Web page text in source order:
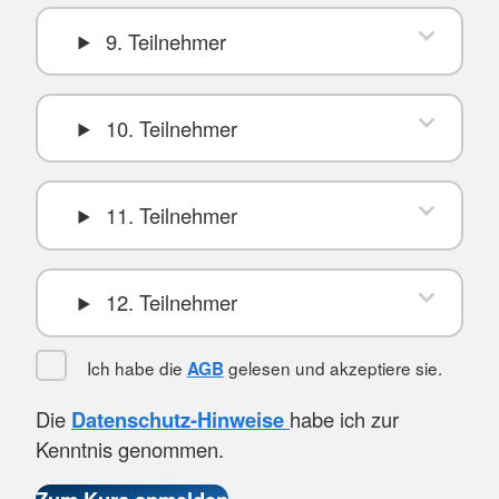
9. Teilnehmer
10. Teilnehmer
11. Teilnehmer
12. Teilnehmer
Ich habe die AGB gelesen und akzeptiere sie.
Die Datenschutz-Hinweise habe ich zur
Kenntnis genommen.